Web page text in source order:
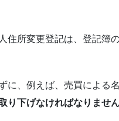
住所変更登記は、登記簿
に、例えば、売買による
り下げなければなりませ